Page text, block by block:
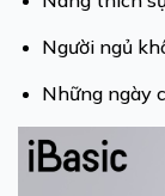
Người ngủ
Những ngày